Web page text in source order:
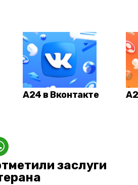
А24 в Вконтакте
заслуги